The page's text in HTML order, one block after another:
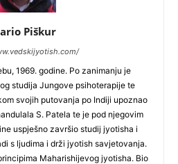
Piškur
1969. godine. Po zanimanju je
studija Jungove psihoterapije te
svojih putovanja po Indiji upoznao
S. Patela te je pod njegovim
uspješno završio studij jyotisha i
s ljudima i drži jyotish savjetovanja.
Maharishijevog jyotisha. Bio